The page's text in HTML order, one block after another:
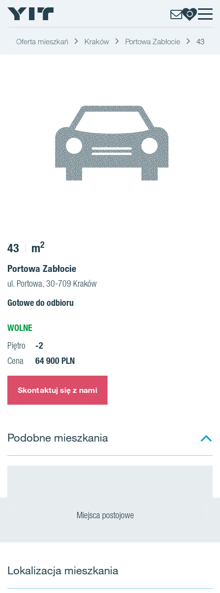
Oferta mieszkań Kraków Portowa Zabłocie 43
43 m2
Portowa Zabłocie
ul. Portowa, 30-709 Kraków
Gotowe do odbioru
WOLNE
Piętro -2
Cena 64 900 PLN
Skontaktuj się z nami
Podobne mieszkania
Miejsca postojowe
Lokalizacja mieszkania